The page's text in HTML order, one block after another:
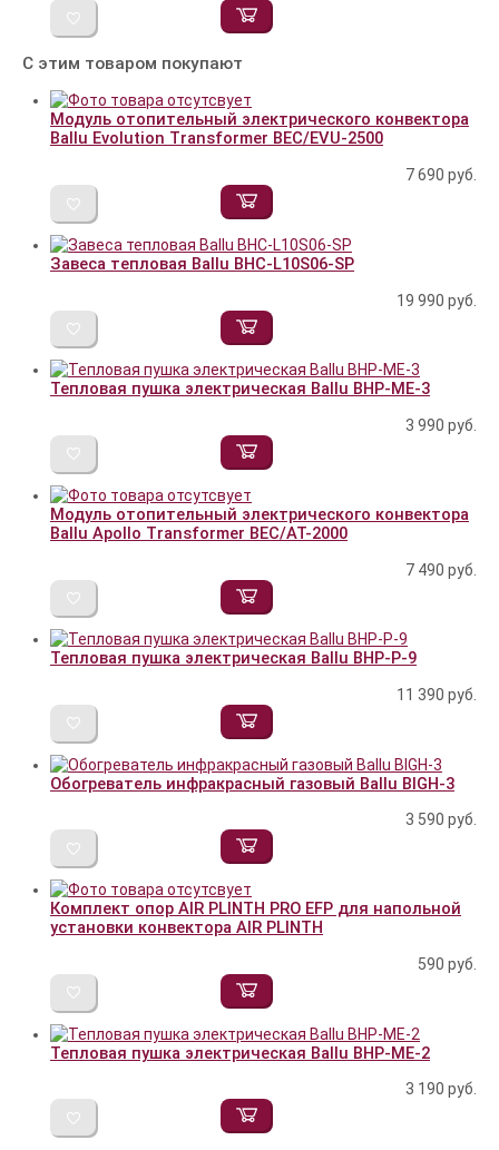
С этим товаром покупают
Модуль отопительный электрического конвектора
Ballu Evolution Transformer BEC/EVU-2500
7 690 руб.
Завеса тепловая Ballu BHC-L10S06-SP
19 990 руб.
Тепловая пушка электрическая Ballu BHP-ME-3
3 990 руб.
Модуль отопительный электрического конвектора
Ballu Apollo Transformer BEC/AT-2000
7 490 руб.
Тепловая пушка электрическая Ballu BHP-P-9
11 390 руб.
Обогреватель инфракрасный газовый Ballu BIGH-3
3 590 руб.
Комплект опор AIR PLINTH PRO EFP для напольной
установки конвектора AIR PLINTH
590 руб.
Тепловая пушка электрическая Ballu BHP-ME-2
3 190 руб.